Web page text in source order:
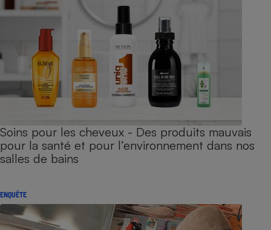
Soins pour les cheveux - Des produits mauvais
pour la santé et pour l’environnement dans nos
salles de bains
ENQUÊTE